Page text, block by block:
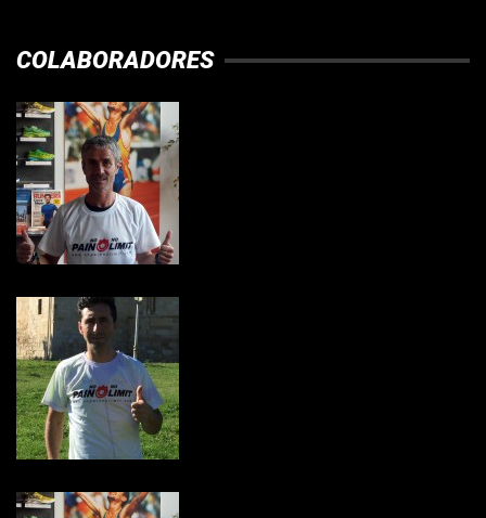
COLABORADORES